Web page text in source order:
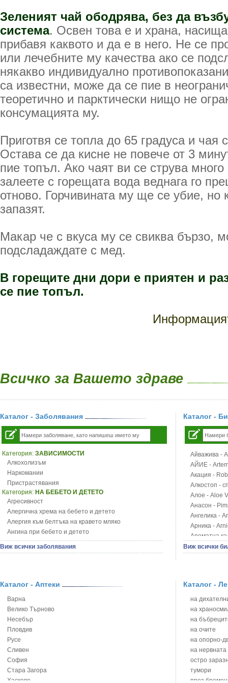
Зеленият чай ободрява, без да
система. Освен това е и храна,
прибавя каквото и да е в него. Не се
или лечебните му качества ако се
някакво индивидуално
са известни, може да се пие в
теоретично и парктически нищо не
консумацията му.
Приготвя се топла до 65 градуса и чая
Остава се да кисне не повече от 3
пие топъл. Ако чаят ви се струва много
залеете с горещата вода веднага го
отново. Горчивината му ще се убие, но
запазят.
Макар че с вкуса му се свиква бързо,
подсладаждате с мед.
В горещите дни дори е приятен и
се пие топъл.
Всичко за Вашето здраве
Каталог - Заболявания
Категория: ЗАВИСИМОСТИ
Алкохолизъм
Наркомании
Пристрастявания
Категория: НА БЕБЕТО И ДЕТЕТО
Агресивност
Алергична хрема на бебето и детето
Алергия към белтъка на кравето мляко
Ангина при бебето и детето
Анемия при бебето и детето
Апетит - пълни деца
Бронхиална астма при бебето и детето
Варицела
Висока температура на бебето и детето
Възпаление на ушите на бебето и детето
Глисти
Грижа за пъпа на новороденото
Грип при бебето и детето
Гърч
Да отгледам и възпитам детето си
Виж всички заболявания
Каталог -
Айважива -
АЙИЕ -
Акация -
Алкостоп -
Алое - Aloe
Анасон -
Ангелика -
Арника -
Ароматна
Арония -
Блатен
Блян
Бобови
Божур -
Борови
Босилек -
Брей -
Брош -
Бръшлян -
Бряст -
Виж всички
Каталог - Аптеки
Варна
Велико Търново
Несебър
Пловдив
Русе
Сливен
София
Стара Загора
Хасково
Каталог -
на
на
на
на очите
на опорно-
на нервната
остро
тумори
през